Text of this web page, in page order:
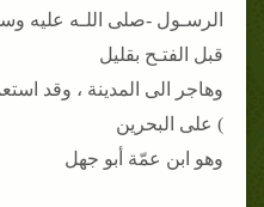
الرسـول -صلى اللـه عليه
قبل الفتـح بقليل
) على البحرين
وهو ابن عمّة أبو جهل